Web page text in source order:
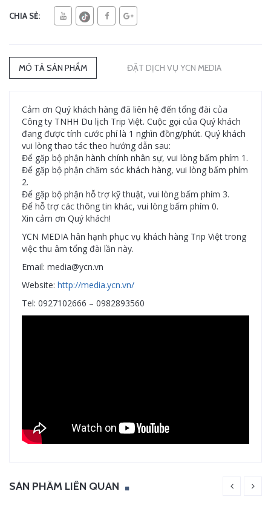
CHIA SẺ:
MÔ TẢ SẢN PHẨM ĐẶT DỊCH VỤ YCN MEDIA
Cảm ơn Quý khách hàng đã liên hệ đến tổng đài của
Công ty TNHH Du lịch Trip Việt. Cuộc gọi của Quý khách
đang được tính cước phí là 1 nghìn đồng/phút. Quý khách
vui lòng thao tác theo hướng dẫn sau:
Để gặp bộ phận hành chính nhân sự, vui lòng bấm phím 1.
Để gặp bộ phận chăm sóc khách hàng, vui lòng bấm phím
2.
Để gặp bộ phận hỗ trợ kỹ thuật, vui lòng bấm phím 3.
Để hỗ trợ các thông tin khác, vui lòng bấm phím 0.
Xin cảm ơn Quý khách!
YCN MEDIA hân hạnh phục vụ khách hàng Trip Việt trong
việc thu âm tổng đài lần này.
Email: media@ycn.vn
Website: http://media.ycn.vn/
Tel: 0927102666 – 0982893560
SẢN PHẨM LIÊN QUAN